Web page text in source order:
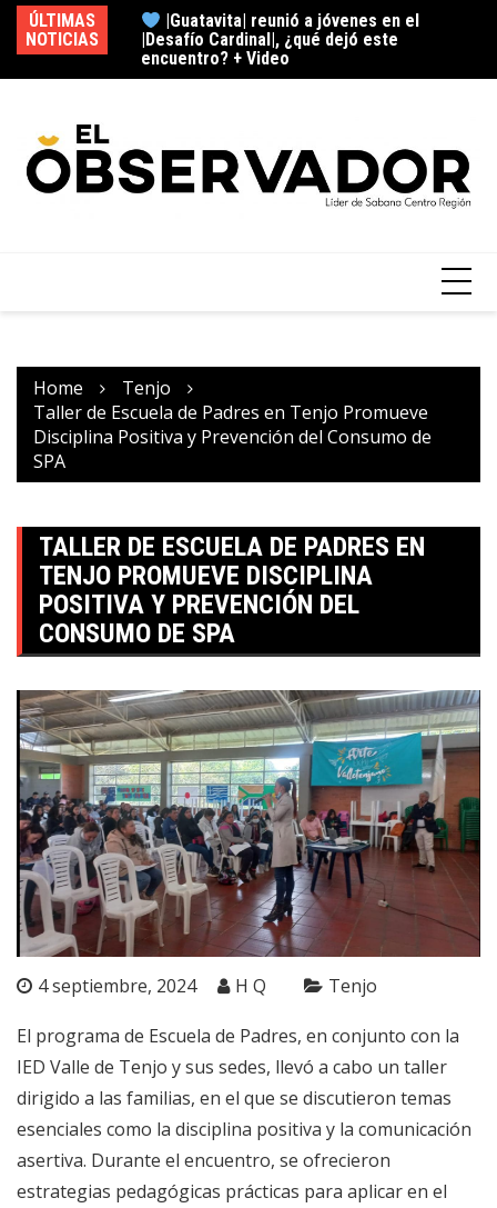
ÚLTIMAS
NOTICIAS
al embalse del
+ Video
|Guatavita| reunió a jóvenes en el
|Desafío Cardinal|, ¿qué dejó este
encuentro? + Video
Home
Tenjo
Taller de Escuela de Padres en Tenjo Promueve
Disciplina Positiva y Prevención del Consumo de
SPA
TALLER DE ESCUELA DE PADRES EN
TENJO PROMUEVE DISCIPLINA
POSITIVA Y PREVENCIÓN DEL
CONSUMO DE SPA
4 septiembre, 2024 H Q Tenjo
El programa de Escuela de Padres, en conjunto con la
IED Valle de Tenjo y sus sedes, llevó a cabo un taller
dirigido a las familias, en el que se discutieron temas
esenciales como la disciplina positiva y la comunicación
asertiva. Durante el encuentro, se ofrecieron
estrategias pedagógicas prácticas para aplicar en el